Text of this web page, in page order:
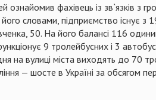
ознайомив фахівець із зв`язків з
його словами, підприємство існує
50. На його балансі 116
9 тролейбусних і 3
вулиці міста виходять до 70
— шосте в Україні за обсягом